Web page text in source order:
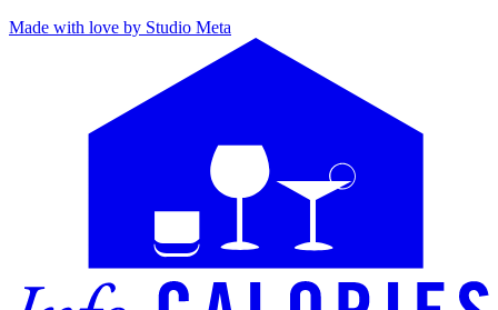
Made with love by Studio Meta